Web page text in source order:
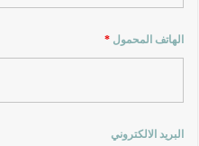
الهاتف المحمول*
البريد الالكتروني